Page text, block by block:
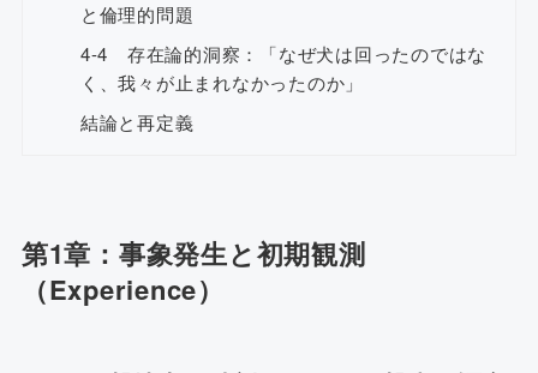
と倫理的問題
4-4 存在論的洞察：「なぜ犬は回ったのではな
く、我々が止まれなかったのか」
結論と再定義
第1章：事象発生と初期観測
（Experience）